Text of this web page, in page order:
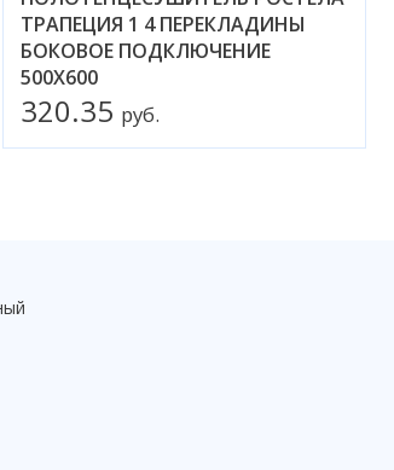
ТРАПЕЦИЯ 1 4 ПЕРЕКЛАДИНЫ
БОКОВОЕ ПОДКЛЮЧЕНИЕ
500X600
320.35 руб.